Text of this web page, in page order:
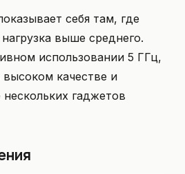
себя там, где
выше среднего.
использовании 5 ГГц,
качестве и
гаджетов